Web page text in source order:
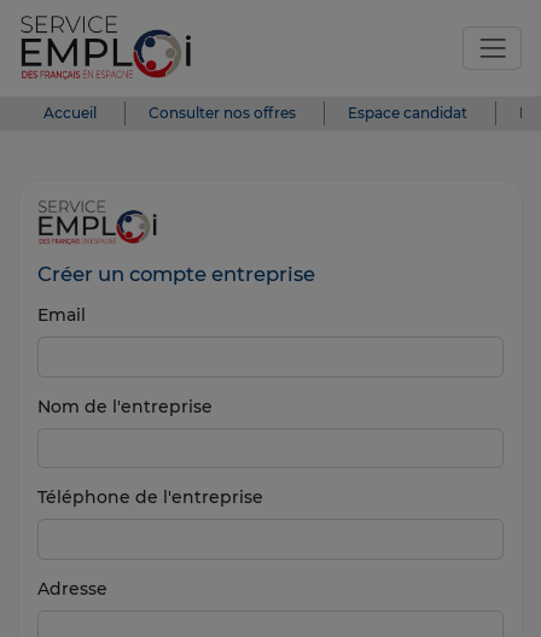
Accueil Consulter nos offres Espace candidat
Créer un compte entreprise
Email
Nom de l'entreprise
Téléphone de l'entreprise
Adresse